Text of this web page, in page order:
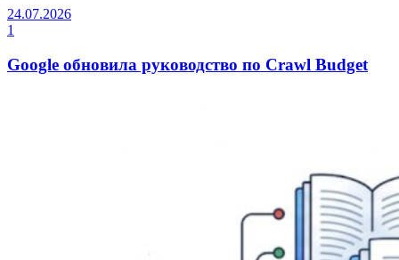
24.07.2026
1
Google обновила руководство по Crawl Budget